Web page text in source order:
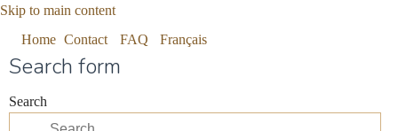
Skip to main content
Search form
Search
Home Contact FAQ Français